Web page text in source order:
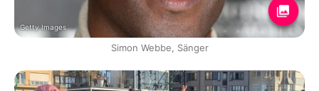
Getty Images
Simon Webbe, Sänger